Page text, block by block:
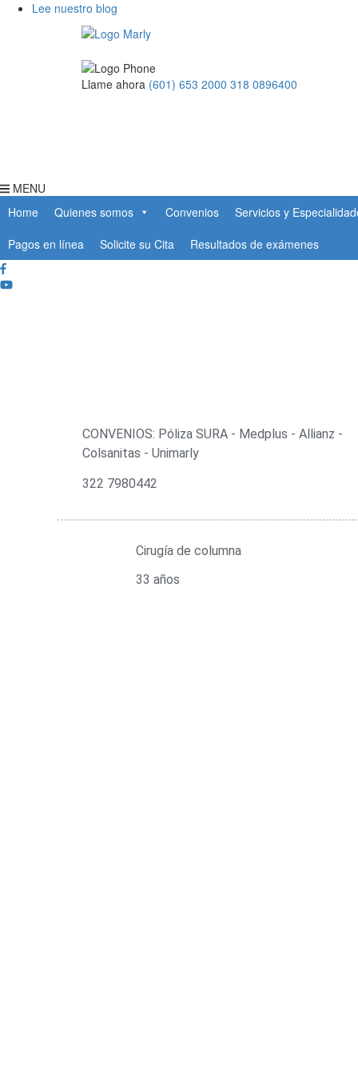
Lee nuestro blog
Llame ahora (601) 653 2000 318 0896400
MENU
Home
Quienes somos Convenios
Servicios y
Pagos en línea
Solicite su Cita Resultados de exámenes
CONVENIOS: Póliza SURA - Medplus - Allianz -
Colsanitas - Unimarly
322 7980442
Cirugía de columna
33 años